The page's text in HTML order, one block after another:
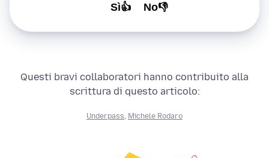
Sì👍 No👎
Questi bravi collaboratori hanno contribuito alla
scrittura di questo articolo:
Underpass, Michele Rodaro